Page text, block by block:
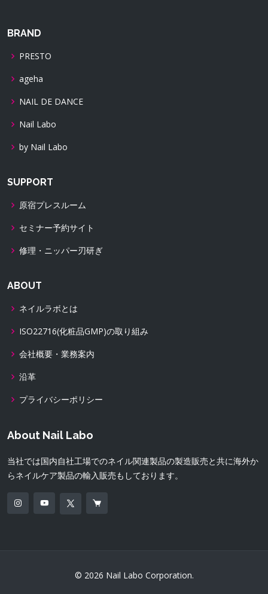
BRAND
PRESTO
ageha
NAIL DE DANCE
Nail Labo
by Nail Labo
SUPPORT
原宿プレスルーム
セミナー予約サイト
修理・ニッパー刃研ぎ
ABOUT
ネイルラボとは
ISO22716(化粧品GMP)の取り組み
会社概要・業務案内
沿革
プライバシーポリシー
About Nail Labo
当社では国内自社工場でのネイル関連製品の製造販売と共に海外か
らネイルケア製品の輸入販売もしております。
© 2026 Nail Labo Corporation.